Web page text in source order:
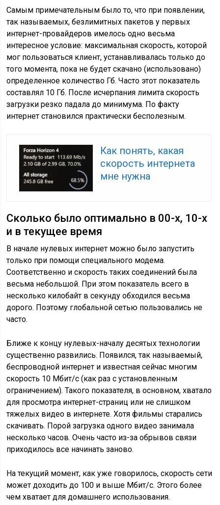
Самым примечательным было то, что при появлении,
так называемых, безлимитных пакетов у первых
интернет-провайдеров имелось одно весьма
интересное условие: максимальная скорость, которой
мог пользоваться клиент, устанавливалась только до
того момента, пока не будет скачано (использовано)
определенное количество Гб. Часто этот показатель
составлял 10 Гб. После исчерпания лимита скорость
загрузки резко падала до минимума. По факту
интернет становился практически бесполезным.
Как понять, какая
скорость интернета
мне нужна
Сколько было оптимально в 00-х, 10-х
и в текущее время
В начале нулевых интернет можно было запустить
только при помощи специального модема.
Соответственно и скорость таких соединений была
весьма небольшой. При этом показатель всего в
несколько килобайт в секунду обходился весьма
дорого. Поэтому глобальной сетью пользовались не
часто.
Ближе к концу нулевых-началу десятых технологии
существенно развились. Появился, так называемый,
беспроводной интернет и известная сейчас многим
скорость 10 Мбит/с (как раз с установленным
ограничением). Такого показателя, в основном, хватало
для просмотра интернет-страниц или не слишком
тяжелых видео в интернете. Хотя фильмы старались
скачивать. Порой загрузка одного видео занимала
несколько часов. Очень часто из-за обрывов связи
приходилось все начинать заново.
На текущий момент, как уже говорилось, скорость сети
может доходить до 100 и выше Мбит/с. Этого более
чем хватает для домашнего использования.